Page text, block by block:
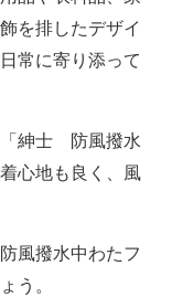
を排したデザイ
常に寄り添って
紳士 防風撥水
心地も良く、風
風撥水中わたフ
う。